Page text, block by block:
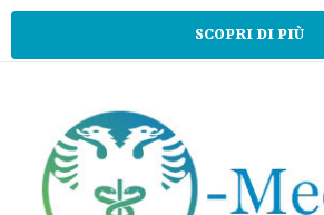
SCOPRI DI PIÙ